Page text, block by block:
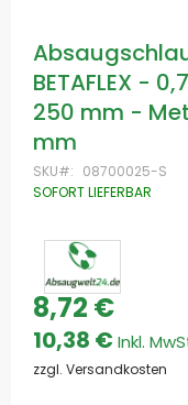
Zum
Anfang
der
springen
BETAFLEX -
250 mm -
mm
SKU
08700025-S
SOFORT LIEFERBAR
10,38 €
8,72 €
zzgl. Versandkosten